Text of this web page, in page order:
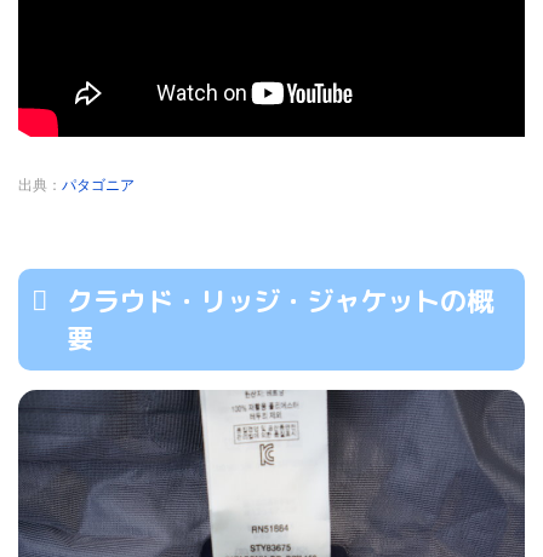
出典： パタゴニア
クラウド・リッジ・ジャケットの概
要